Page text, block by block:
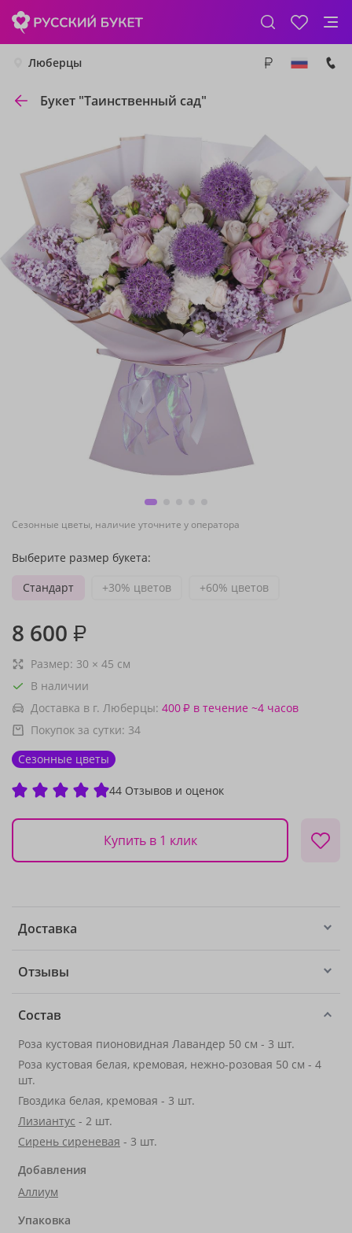
Люберцы
Букет "Таинственный сад"
Сезонные цветы, наличие уточните у оператора
Выберите размер букета:
Стандарт
+30% цветов +60% цветов
8 600 ₽
Размер: 30 × 45 см
В наличии
Доставка в г. Люберцы: 400₽ в течение ~4 часов
Покупок за сутки: 34
Сезонные цветы
44 Отзывов и оценок
Купить в 1 клик
Доставка
Отзывы
Состав
Роза кустовая пионовидная Лавандер 50 см - 3 шт.
Роза кустовая белая, кремовая, нежно-розовая 50 см - 4
шт.
Гвоздика белая, кремовая - 3 шт.
Лизиантус - 2 шт.
Сирень сиреневая - 3 шт.
Добавления
Аллиум
Упаковка